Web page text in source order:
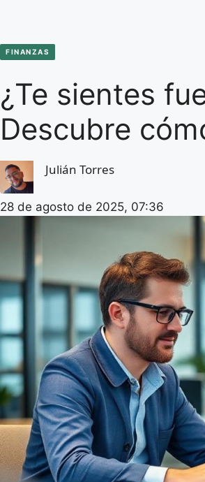
FINANZAS
¿Te sientes
Descubre
Julián Torres
28 de agosto de 2025, 07:36